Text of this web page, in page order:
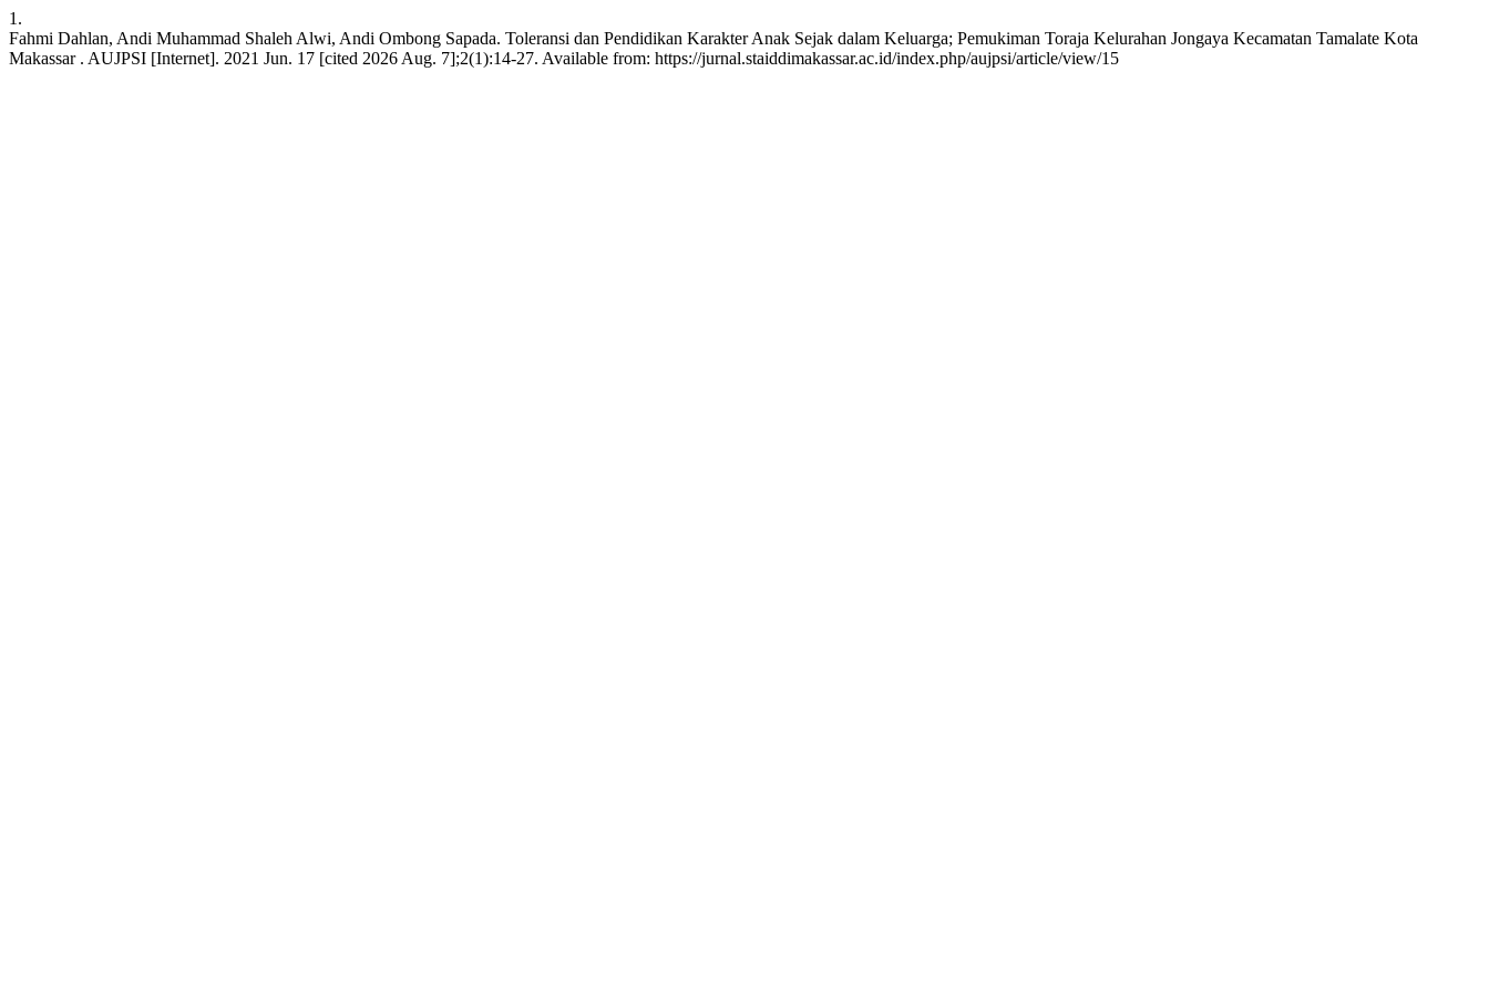
1.
Fahmi Dahlan, Andi Muhammad Shaleh Alwi, Andi Ombong Sapada. Toleransi dan Pendidikan Karakter Anak Sejak dalam Keluarga; Pemukiman Toraja Kelurahan Jongaya Kecamatan Tamalate Kota
Makassar . AUJPSI [Internet]. 2021 Jun. 17 [cited 2026 Aug. 7];2(1):14-27. Available from: https://jurnal.staiddimakassar.ac.id/index.php/aujpsi/article/view/15